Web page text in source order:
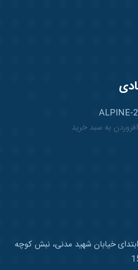
ALPINE-2
افزوردن به سبد خرید
خیابان شهید مدنی، نبش کوچه